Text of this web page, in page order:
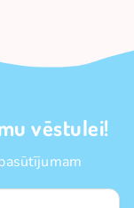
vēstulei!